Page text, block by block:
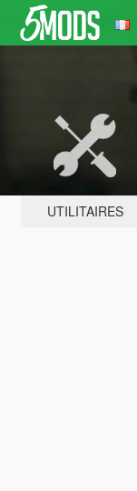
UTILITAIRES